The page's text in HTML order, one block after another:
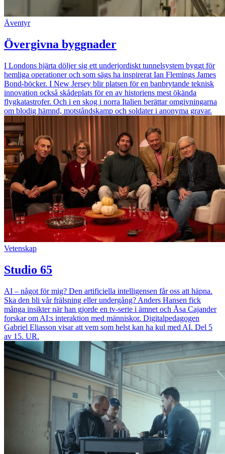
Äventyr
Övergivna byggnader
I Londons hjärta döljer sig ett underjordiskt tunnelsystem byggt för
hemliga operationer och som sägs ha inspirerat Ian Flemings James
Bond-böcker. I New Jersey blir platsen för en banbrytande teknisk
innovation också skådeplats för en av historiens mest ökända
flygkatastrofer. Och i en skog i norra Italien berättar omgivningarna
om blodig hämnd, motståndskamp och soldater i anonyma gravar.
Vetenskap
Studio 65
AI – något för mig? Den artificiella intelligensen får oss att häpna.
Ska den bli vår frälsning eller undergång? Anders Hansen fick
många insikter när han gjorde en tv-serie i ämnet och Åsa Cajander
forskar om AI:s interaktion med människor. Digitalpedagogen
Gabriel Eliasson visar att vem som helst kan ha kul med AI. Del 5
av 15. UR.